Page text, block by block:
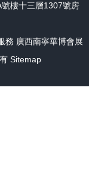
樓十三層1307號房
務 廣西南寧華博會展
Sitemap